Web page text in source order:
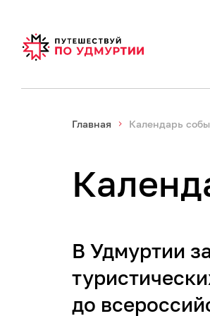
Главная Календарь
В Удмуртии
до